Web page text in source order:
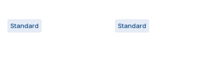
Standard Standard